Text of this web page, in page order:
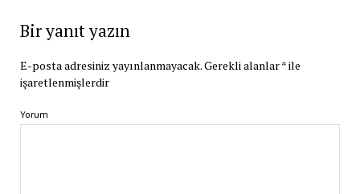
Bir yanıt yazın
E-posta adresiniz yayınlanmayacak.Gerekli alanlar*ile
işaretlenmişlerdir
Yorum